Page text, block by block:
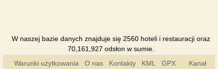
W naszej bazie danych znajduje się 2560 hoteli i restauracji oraz
70,161,927 odsłon w sumie.
Warunki użytkowania
O nas Kontakty KML GPX Kanał